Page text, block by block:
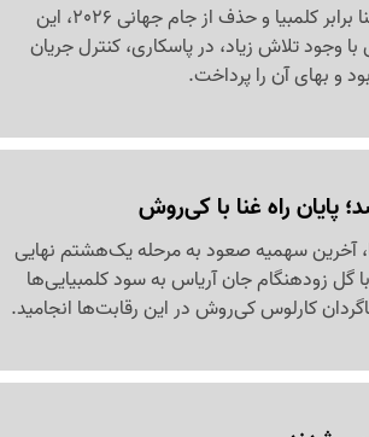
کارلوس کی‌روش پس از شکست یک بر صفر غنا برابر کلمبیا و حذف از جام جهانی 2026، این
وجود تلاش زیاد، در پاسکاری، کنترل جریان
و بهای آن را پرداخت.
پایان راه غنا با کی‌روش
آخرین سهمیه صعود به مرحله یک‌هشتم نهایی
که با گل زودهنگام جان آریاس به سود کلمبیایی‌ها
کارلوس کی‌روش در این رقابت‌ها انجامید.